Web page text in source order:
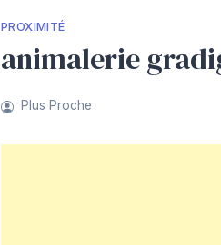
PROXIMITÉ
animalerie
Plus Proche